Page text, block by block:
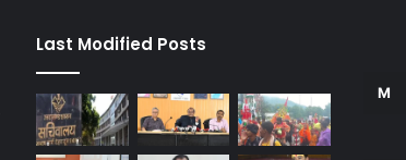
Last Modified Posts
M